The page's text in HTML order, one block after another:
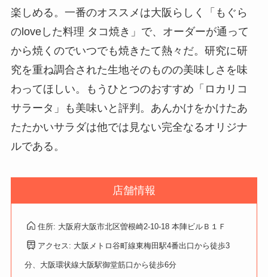
楽しめる。一番のオススメは大阪らしく「もぐら
のloveした料理 タコ焼き」で、オーダーが通って
から焼くのでいつでも焼きたて熱々だ。研究に研
究を重ね調合された生地そのものの美味しさを味
わってほしい。もうひとつのおすすめ「ロカリコ
サラータ」も美味いと評判。あんかけをかけたあ
たたかいサラダは他では見ない完全なるオリジナ
ルである。
店舗情報
住所: 大阪府大阪市北区曽根崎2-10-18 本陣ビルＢ１Ｆ
アクセス: 大阪メトロ谷町線東梅田駅4番出口から徒歩3
分、大阪環状線大阪駅御堂筋口から徒歩6分